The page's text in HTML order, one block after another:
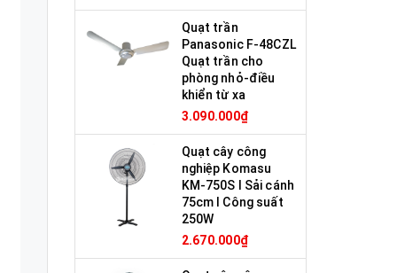
Quạt trần
Panasonic F-48CZL
Quạt trần cho
phòng nhỏ-điều
khiển từ xa
3.090.000₫
Quạt cây công
nghiệp Komasu
KM-750S I Sải cánh
75cm I Công suất
250W
2.670.000₫